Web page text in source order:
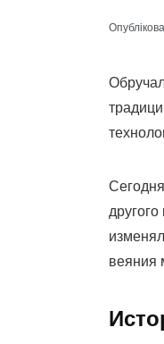
Сегодня
веяния